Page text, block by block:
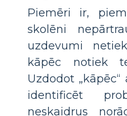
Piemēri ir,
skolēni
uzdevumi
kāpēc notiek
Uzdodot
identificēt
neskaidrus